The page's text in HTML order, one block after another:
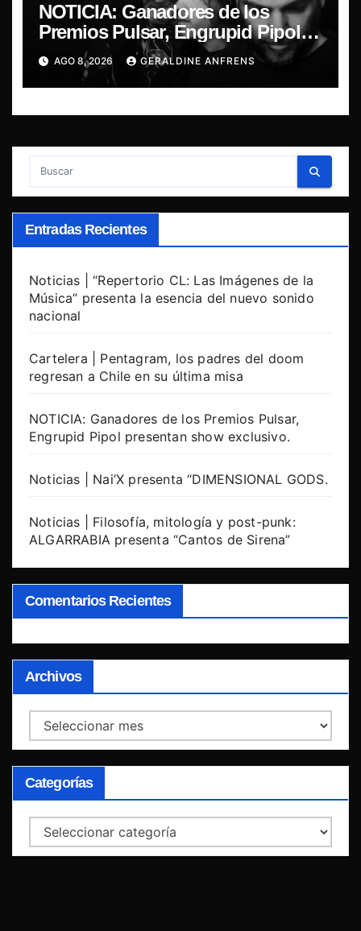
NOTICIA: Ganadores de los
Premios Pulsar, Engrupid Pipol
presentan show exclusivo.
AGO 8, 2026 GERALDINE ANFRENS
Entradas Recientes
Noticias | “Repertorio CL: Las Imágenes de la
Música” presenta la esencia del nuevo sonido
nacional
Cartelera | Pentagram, los padres del doom
regresan a Chile en su última misa
NOTICIA: Ganadores de los Premios Pulsar,
Engrupid Pipol presentan show exclusivo.
Noticias | Nai’X presenta “DIMENSIONAL GODS.
Noticias | Filosofía, mitología y post-punk:
ALGARRABIA presenta “Cantos de Sirena”
Comentarios Recientes
Archivos
Archivos
Categorías
Categorías